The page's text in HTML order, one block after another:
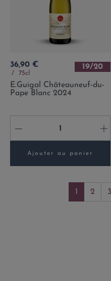
Prix
36,90 €
75cl
19/20
E.Guigal Châteauneuf-du-
Pape Blanc 2024
- +
Ajouter au panier
1 2 3